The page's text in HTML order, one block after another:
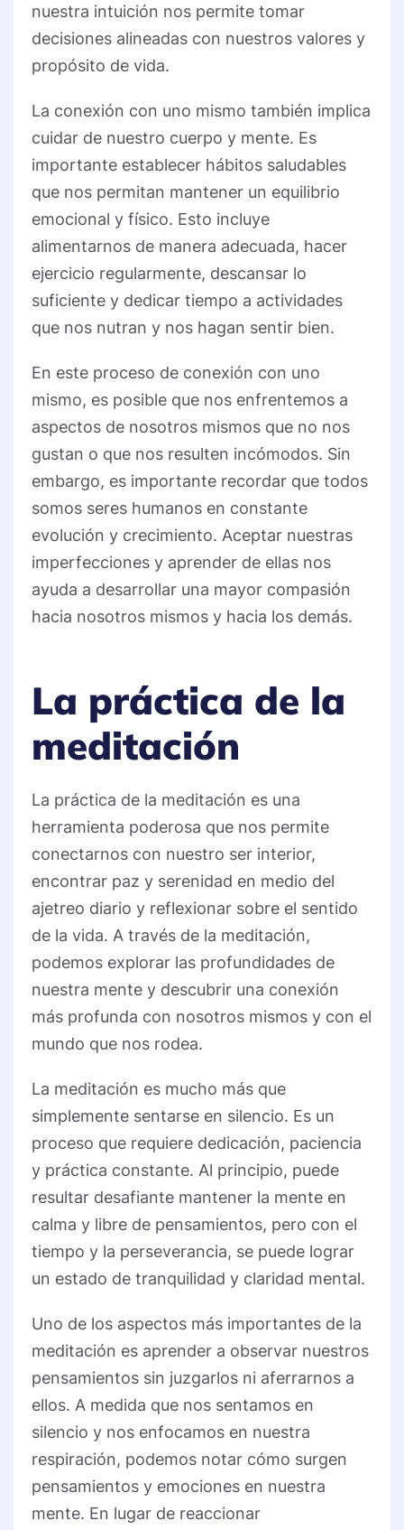
nuestra intuición nos permite tomar
decisiones alineadas con nuestros valores y
propósito de vida.
La conexión con uno mismo también implica
cuidar de nuestro cuerpo y mente. Es
importante establecer hábitos saludables
que nos permitan mantener un equilibrio
emocional y físico. Esto incluye
alimentarnos de manera adecuada, hacer
ejercicio regularmente, descansar lo
suficiente y dedicar tiempo a actividades
que nos nutran y nos hagan sentir bien.
En este proceso de conexión con uno
mismo, es posible que nos enfrentemos a
aspectos de nosotros mismos que no nos
gustan o que nos resulten incómodos. Sin
embargo, es importante recordar que todos
somos seres humanos en constante
evolución y crecimiento. Aceptar nuestras
imperfecciones y aprender de ellas nos
ayuda a desarrollar una mayor compasión
hacia nosotros mismos y hacia los demás.
La práctica de la
meditación
La práctica de la meditación es una
herramienta poderosa que nos permite
conectarnos con nuestro ser interior,
encontrar paz y serenidad en medio del
ajetreo diario y reflexionar sobre el sentido
de la vida. A través de la meditación,
podemos explorar las profundidades de
nuestra mente y descubrir una conexión
más profunda con nosotros mismos y con el
mundo que nos rodea.
La meditación es mucho más que
simplemente sentarse en silencio. Es un
proceso que requiere dedicación, paciencia
y práctica constante. Al principio, puede
resultar desafiante mantener la mente en
calma y libre de pensamientos, pero con el
tiempo y la perseverancia, se puede lograr
un estado de tranquilidad y claridad mental.
Uno de los aspectos más importantes de la
meditación es aprender a observar nuestros
pensamientos sin juzgarlos ni aferrarnos a
ellos. A medida que nos sentamos en
silencio y nos enfocamos en nuestra
respiración, podemos notar cómo surgen
pensamientos y emociones en nuestra
mente. En lugar de reaccionar